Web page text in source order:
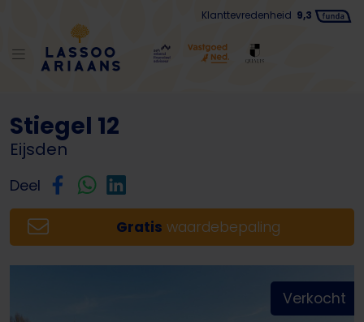
Klanttevredenheid 9,3
Terug naar lijst
Stiegel 12
Eijsden
Deel
Gratis waardebepaling
Verkocht